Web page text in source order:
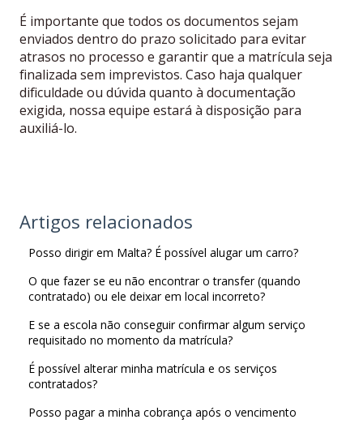
É importante que todos os documentos sejam
enviados dentro do prazo solicitado para evitar
atrasos no processo e garantir que a matrícula seja
finalizada sem imprevistos. Caso haja qualquer
dificuldade ou dúvida quanto à documentação
exigida, nossa equipe estará à disposição para
auxiliá-lo.
Artigos relacionados
Posso dirigir em Malta? É possível alugar um carro?
O que fazer se eu não encontrar o transfer (quando
contratado) ou ele deixar em local incorreto?
E se a escola não conseguir confirmar algum serviço
requisitado no momento da matrícula?
É possível alterar minha matrícula e os serviços
contratados?
Posso pagar a minha cobrança após o vencimento